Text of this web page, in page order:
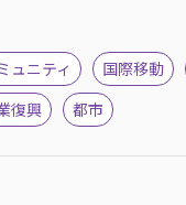
ュニティ 国際移動
復興 都市